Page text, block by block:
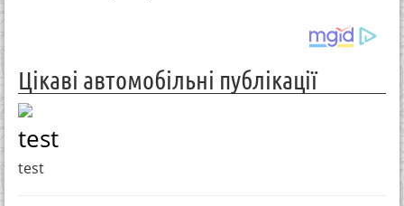
Цікаві автомобільні публікації
test
test